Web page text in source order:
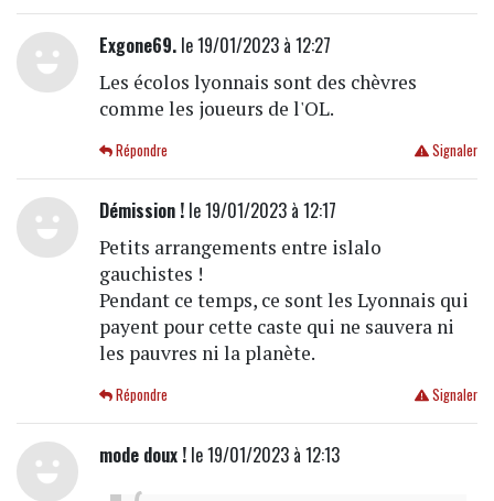
Exgone69.le 19/01/2023 à 12:27
Les écolos lyonnais sont des chèvres
comme les joueurs de l'OL.
Signaler
Répondre
Démission !le 19/01/2023 à 12:17
Petits arrangements entre islalo
gauchistes !
Pendant ce temps, ce sont les Lyonnais qui
payent pour cette caste qui ne sauvera ni
les pauvres ni la planète.
Signaler
Répondre
mode doux !le 19/01/2023 à 12:13